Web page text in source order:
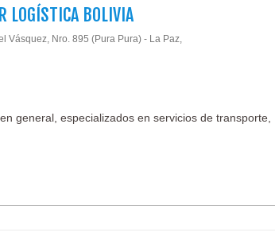
LOGÍSTICA BOLIVIA
Vásquez, Nro. 895 (Pura Pura) - La Paz,
general, especializados en servicios de transporte,